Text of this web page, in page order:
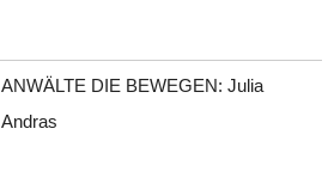
ANWÄLTE DIE BEWEGEN: Julia
Andras